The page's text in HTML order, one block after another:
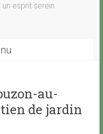
esprit serein
au-
de jardin